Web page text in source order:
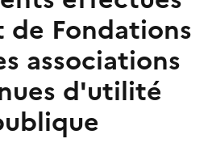
Fondations
associations
d'utilité